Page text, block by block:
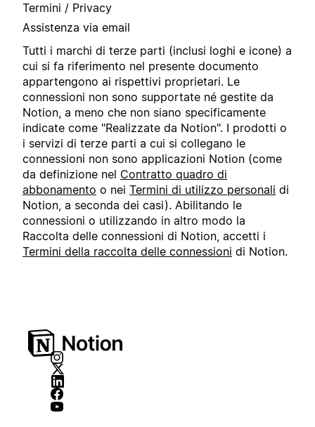
Termini / Privacy
Assistenza via email
Tutti i marchi di terze parti (inclusi loghi e icone) a
cui si fa riferimento nel presente documento
appartengono ai rispettivi proprietari. Le
connessioni non sono supportate né gestite da
Notion, a meno che non siano specificamente
indicate come "Realizzate da Notion". I prodotti o
i servizi di terze parti a cui si collegano le
connessioni non sono applicazioni Notion (come
da definizione nel Contratto quadro di
abbonamento o nei Termini di utilizzo personali di
Notion, a seconda dei casi). Abilitando le
connessioni o utilizzando in altro modo la
Raccolta delle connessioni di Notion, accetti i
Termini della raccolta delle connessioni di Notion.